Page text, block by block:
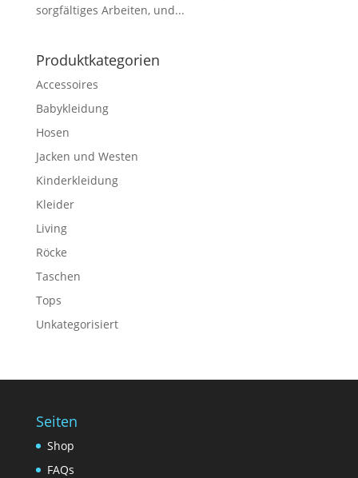
sorgfältiges Arbeiten, und...
Produktkategorien
Accessoires
Babykleidung
Hosen
Jacken und Westen
Kinderkleidung
Kleider
Living
Röcke
Taschen
Tops
Unkategorisiert
Seiten
Shop
FAQs